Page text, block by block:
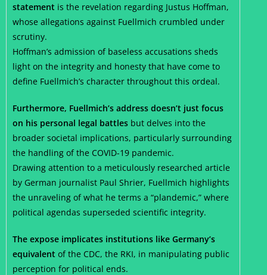
statement is the revelation regarding Justus Hoffman,
whose allegations against Fuellmich crumbled under
scrutiny.
Hoffman’s admission of baseless accusations sheds
light on the integrity and honesty that have come to
define Fuellmich’s character throughout this ordeal.
Furthermore, Fuellmich’s address doesn’t just focus
on his personal legal battles but delves into the
broader societal implications, particularly surrounding
the handling of the COVID-19 pandemic.
Drawing attention to a meticulously researched article
by German journalist Paul Shrier, Fuellmich highlights
the unraveling of what he terms a “plandemic,” where
political agendas superseded scientific integrity.
The expose implicates institutions like Germany’s
equivalent of the CDC, the RKI, in manipulating public
perception for political ends.